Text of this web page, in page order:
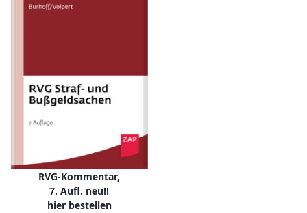
RVG-Kommentar,
7. Aufl. neu!!
hier bestellen